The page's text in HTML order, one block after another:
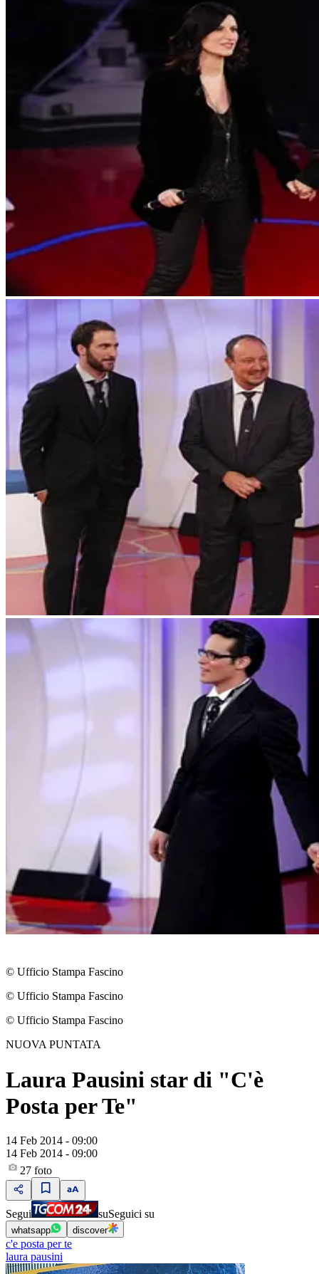
© Ufficio Stampa Fascino
© Ufficio Stampa Fascino
© Ufficio Stampa Fascino
NUOVA PUNTATA
Laura Pausini star di "C'è
Posta per Te"
14 Feb 2014 - 09:00
14 Feb 2014 - 09:00
27 foto
Segui suSeguici su
whatsapp discover
c'e posta per te
laura pausini